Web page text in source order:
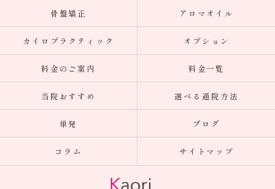
骨盤矯正 アロマオイル
カイロプラクティック オプション
料金のご案内 料金一覧
当院おすすめ 選べる通院方法
単発 ブログ
コラム サイトマップ